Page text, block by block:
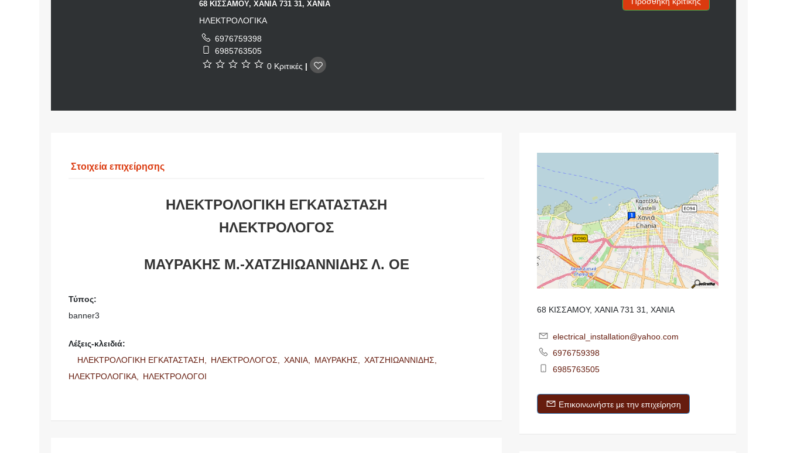
68 ΚΙΣΣΑΜΟΥ, ΧΑΝΙΑ 731 31, ΧΑΝΙΑ
ΗΛΕΚΤΡΟΛΟΓΙΚΑ
6976759398
6985763505
0 Κριτικές |
Στοιχεία επιχείρησης
ΗΛΕΚΤΡΟΛΟΓΙΚΗ ΕΓΚΑΤΑΣΤΑΣΗ
ΗΛΕΚΤΡΟΛΟΓΟΣ
ΜΑΥΡΑΚΗΣ Μ.-ΧΑΤΖΗΙΩΑΝΝΙΔΗΣ Λ. ΟΕ
Τύπος:
banner3
Λέξεις-κλειδιά:
ΗΛΕΚΤΡΟΛΟΓΙΚΗ ΕΓΚΑΤΑΣΤΑΣΗ,
ΗΛΕΚΤΡΟΛΟΓΟΣ, ΧΑΝΙΑ, ΜΑΥΡΑΚΗΣ,
ΧΑΤΖΗΙΩΑΝΝΙΔΗΣ,
ΗΛΕΚΤΡΟΛΟΓΙΚΑ,
ΗΛΕΚΤΡΟΛΟΓΟΙ
68 ΚΙΣΣΑΜΟΥ, ΧΑΝΙΑ 731 31, ΧΑΝΙΑ
electrical_installation@yahoo.com
6976759398
6985763505
Επικοινωνήστε με την επιχείρηση